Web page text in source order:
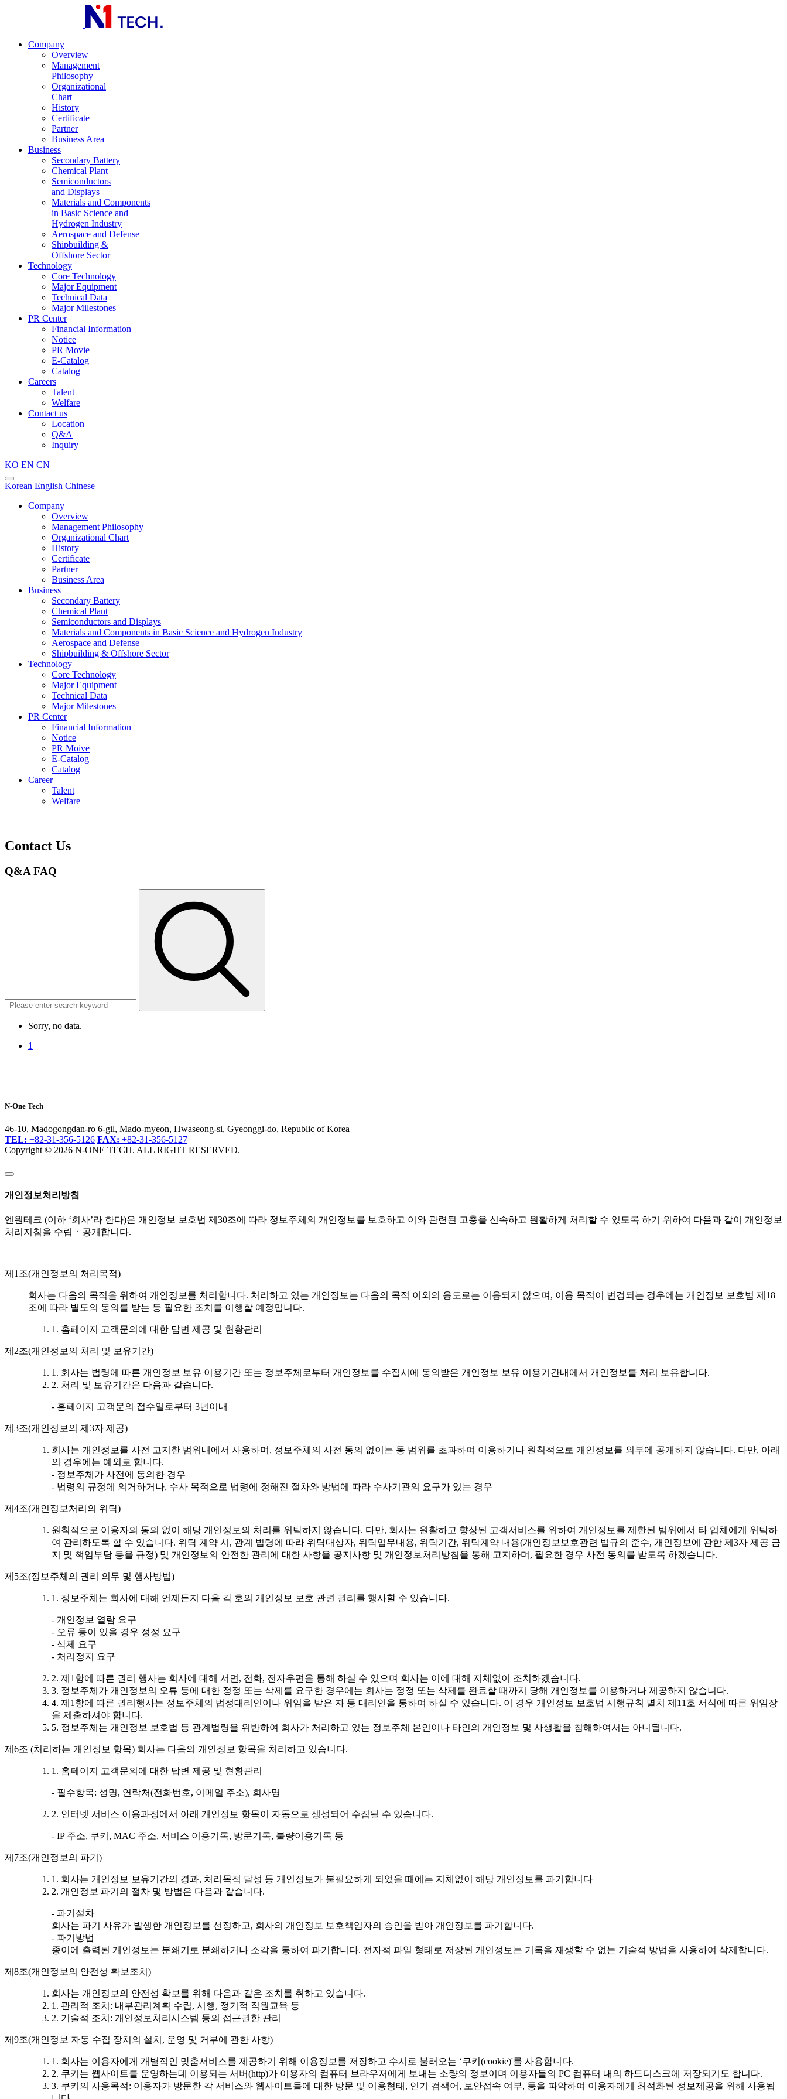
Company
Overview
Management
Philosophy
Organizational
Chart
History
Certificate
Partner
Business Area
Business
Secondary Battery
Chemical Plant
Semiconductors
and Displays
Materials and Components
in Basic Science and
Hydrogen Industry
Aerospace and Defense
Shipbuilding &
Offshore Sector
Technology
Core Technology
Major Equipment
Technical Data
Major Milestones
PR Center
Financial Information
Notice
PR Movie
E-Catalog
Catalog
Careers
Talent
Welfare
Contact us
Location
Q&A
Inquiry
KO EN CN
Korean English Chinese
Company
Overview
Management Philosophy
Organizational Chart
History
Certificate
Partner
Business Area
Business
Secondary Battery
Chemical Plant
Semiconductors and Displays
Materials and Components in Basic Science and Hydrogen Industry
Aerospace and Defense
Shipbuilding & Offshore Sector
Technology
Core Technology
Major Equipment
Technical Data
Major Milestones
PR Center
Financial Information
Notice
PR Moive
E-Catalog
Catalog
Career
Talent
Welfare
Contact Us
Q&AFAQ
Sorry, no data.
1
N-One Tech
46-10, Madogongdan-ro 6-gil, Mado-myeon, Hwaseong-si, Gyeonggi-do, Republic of Korea
TEL: +82-31-356-5126 FAX: +82-31-356-5127
Copyright © 2026 N-ONE TECH. ALL RIGHT RESERVED.
개인정보처리방침
엔원테크 (이하 ‘회사’라 한다)은 개인정보 보호법 제30조에 따라 정보주체의 개인정보를 보호하고 이와 관련된 고충을 신속하고 원활하게 처리할 수 있도록 하기 위하여 다음과 같이 개인정보
처리지침을 수립ㆍ공개합니다.
제1조(개인정보의 처리목적)
회사는 다음의 목적을 위하여 개인정보를 처리합니다. 처리하고 있는 개인정보는 다음의 목적 이외의 용도로는 이용되지 않으며, 이용 목적이 변경되는 경우에는 개인정보 보호법 제18
조에 따라 별도의 동의를 받는 등 필요한 조치를 이행할 예정입니다.
1. 홈페이지 고객문의에 대한 답변 제공 및 현황관리
제2조(개인정보의 처리 및 보유기간)
1. 회사는 법령에 따른 개인정보 보유 이용기간 또는 정보주체로부터 개인정보를 수집시에 동의받은 개인정보 보유 이용기간내에서 개인정보를 처리 보유합니다.
2. 처리 및 보유기간은 다음과 같습니다.
- 홈페이지 고객문의 접수일로부터 3년이내
제3조(개인정보의 제3자 제공)
회사는 개인정보를 사전 고지한 범위내에서 사용하며, 정보주체의 사전 동의 없이는 동 범위를 초과하여 이용하거나 원칙적으로 개인정보를 외부에 공개하지 않습니다. 다만, 아래
의 경우에는 예외로 합니다.
- 정보주체가 사전에 동의한 경우
- 법령의 규정에 의거하거나, 수사 목적으로 법령에 정해진 절차와 방법에 따라 수사기관의 요구가 있는 경우
제4조(개인정보처리의 위탁)
원칙적으로 이용자의 동의 없이 해당 개인정보의 처리를 위탁하지 않습니다. 다만, 회사는 원활하고 향상된 고객서비스를 위하여 개인정보를 제한된 범위에서 타 업체에게 위탁하
여 관리하도록 할 수 있습니다. 위탁 계약 시, 관계 법령에 따라 위탁대상자, 위탁업무내용, 위탁기간, 위탁계약 내용(개인정보보호관련 법규의 준수, 개인정보에 관한 제3자 제공 금
지 및 책임부담 등을 규정) 및 개인정보의 안전한 관리에 대한 사항을 공지사항 및 개인정보처리방침을 통해 고지하며, 필요한 경우 사전 동의를 받도록 하겠습니다.
제5조(정보주체의 권리 의무 및 행사방법)
1. 정보주체는 회사에 대해 언제든지 다음 각 호의 개인정보 보호 관련 권리를 행사할 수 있습니다.
- 개인정보 열람 요구
- 오류 등이 있을 경우 정정 요구
- 삭제 요구
- 처리정지 요구
2. 제1항에 따른 권리 행사는 회사에 대해 서면, 전화, 전자우편을 통해 하실 수 있으며 회사는 이에 대해 지체없이 조치하겠습니다.
3. 정보주체가 개인정보의 오류 등에 대한 정정 또는 삭제를 요구한 경우에는 회사는 정정 또는 삭제를 완료할 때까지 당해 개인정보를 이용하거나 제공하지 않습니다.
4. 제1항에 따른 권리행사는 정보주체의 법정대리인이나 위임을 받은 자 등 대리인을 통하여 하실 수 있습니다. 이 경우 개인정보 보호법 시행규칙 별치 제11호 서식에 따른 위임장
을 제출하셔야 합니다.
5. 정보주체는 개인정보 보호법 등 관계법령을 위반하여 회사가 처리하고 있는 정보주체 본인이나 타인의 개인정보 및 사생활을 침해하여서는 아니됩니다.
제6조 (처리하는 개인정보 항목) 회사는 다음의 개인정보 항목을 처리하고 있습니다.
1. 홈페이지 고객문의에 대한 답변 제공 및 현황관리
- 필수항목: 성명, 연락처(전화번호, 이메일 주소), 회사명
2. 인터넷 서비스 이용과정에서 아래 개인정보 항목이 자동으로 생성되어 수집될 수 있습니다.
- IP 주소, 쿠키, MAC 주소, 서비스 이용기록, 방문기록, 불량이용기록 등
제7조(개인정보의 파기)
1. 회사는 개인정보 보유기간의 경과, 처리목적 달성 등 개인정보가 불필요하게 되었을 때에는 지체없이 해당 개인정보를 파기합니다
2. 개인정보 파기의 절차 및 방법은 다음과 같습니다.
- 파기절차
회사는 파기 사유가 발생한 개인정보를 선정하고, 회사의 개인정보 보호책임자의 승인을 받아 개인정보를 파기합니다.
- 파기방법
종이에 출력된 개인정보는 분쇄기로 분쇄하거나 소각을 통하여 파기합니다. 전자적 파일 형태로 저장된 개인정보는 기록을 재생할 수 없는 기술적 방법을 사용하여 삭제합니다.
제8조(개인정보의 안전성 확보조치)
회사는 개인정보의 안전성 확보를 위해 다음과 같은 조치를 취하고 있습니다.
1. 관리적 조치: 내부관리계획 수립, 시행, 정기적 직원교육 등
2. 기술적 조치: 개인정보처리시스템 등의 접근권한 관리
제9조(개인정보 자동 수집 장치의 설치, 운영 및 거부에 관한 사항)
1. 회사는 이용자에게 개별적인 맞춤서비스를 제공하기 위해 이용정보를 저장하고 수시로 불러오는 ‘쿠키(cookie)'를 사용합니다.
2. 쿠키는 웹사이트를 운영하는데 이용되는 서버(http)가 이용자의 컴퓨터 브라우저에게 보내는 소량의 정보이며 이용자들의 PC 컴퓨터 내의 하드디스크에 저장되기도 합니다.
3. 쿠키의 사용목적: 이용자가 방문한 각 서비스와 웹사이트들에 대한 방문 및 이용형태, 인기 검색어, 보안접속 여부, 등을 파악하여 이용자에게 최적화된 정보제공을 위해 사용됩